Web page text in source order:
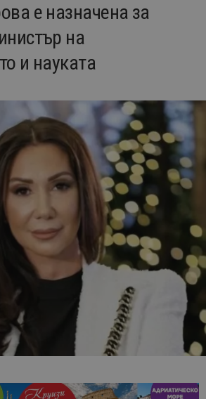
е назначена за
на
и науката